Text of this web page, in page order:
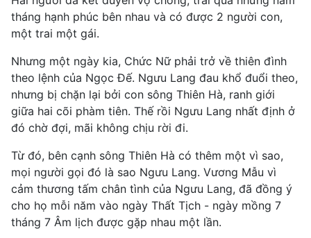
tháng hạnh phúc bên nhau và có được 2 người con,
một trai một gái.
Nhưng một ngày kia, Chức Nữ phải trở về thiên đình
theo lệnh của Ngọc Đế. Ngưu Lang đau khổ đuổi theo,
nhưng bị chặn lại bởi con sông Thiên Hà, ranh giới
giữa hai cõi phàm tiên. Thế rồi Ngưu Lang nhất định ở
đó chờ đợi, mãi không chịu rời đi.
Từ đó, bên cạnh sông Thiên Hà có thêm một vì sao,
mọi người gọi đó là sao Ngưu Lang. Vương Mẫu vì
cảm thương tấm chân tình của Ngưu Lang, đã đồng ý
cho họ mỗi năm vào ngày Thất Tịch - ngày mồng 7
tháng 7 Âm lịch được gặp nhau một lần.